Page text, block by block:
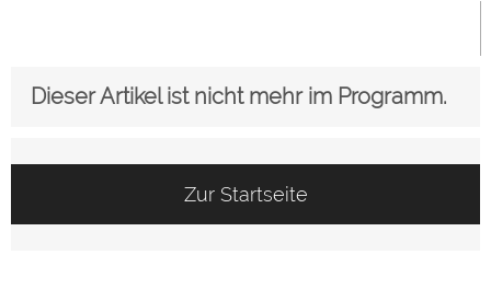
Dieser Artikel ist nicht mehr im Programm.
Zur Startseite